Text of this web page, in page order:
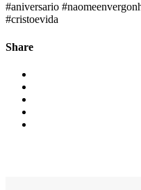
#aniversario
#cristoevida
Share